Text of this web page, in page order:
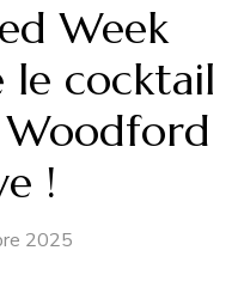
Week
le cocktail
Woodford
!
2025